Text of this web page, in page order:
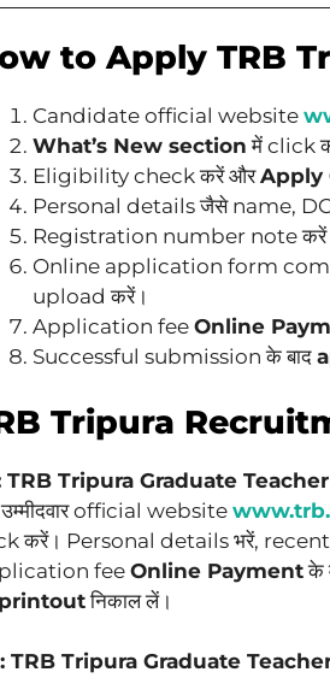
to Apply TRB
Candidate official website
What’s New section में click
Eligibility check करें औरApply
Personal details जैसे name,
Registration number note करें
Online application form
upload करें।
Application fee Online
Successful submission के बाद
Tripura
TRB Tripura Graduate
उम्मीदवार official website
करें। Personal details भरें, recent
fee Online Paymentके
printoutनिकाल लें।
TRB Tripura Graduate Teacher